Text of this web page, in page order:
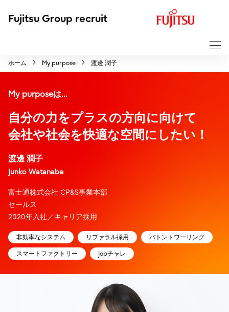
Fujitsu Group recruit
F
t
ホーム My purpose 渡邊 潤子
My purposeは…
自分の力をプラスの方向に向けて
会社や社会を快適な空間にしたい！
渡邊 潤子
Junko Watanabe
富士通株式会社 CP&S事業本部
セールス
2020年入社／キャリア採用
非効率なシステム リファラル採用 バトントワーリング
スマートファクトリー Jobチャレ